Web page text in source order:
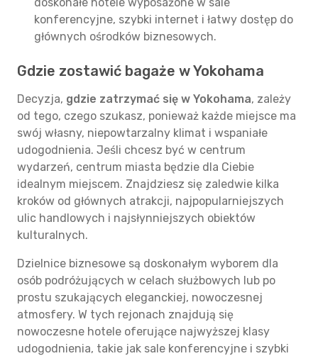
konferencyjne, szybki internet i łatwy dostęp do
głównych ośrodków biznesowych.
Gdzie zostawić bagaże w Yokohama
Decyzja, gdzie zatrzymać się w Yokohama, zależy
od tego, czego szukasz, ponieważ każde miejsce ma
swój własny, niepowtarzalny klimat i wspaniałe
udogodnienia. Jeśli chcesz być w centrum
wydarzeń, centrum miasta będzie dla Ciebie
idealnym miejscem. Znajdziesz się zaledwie kilka
kroków od głównych atrakcji, najpopularniejszych
ulic handlowych i najsłynniejszych obiektów
kulturalnych.
Dzielnice biznesowe są doskonałym wyborem dla
osób podróżujących w celach służbowych lub po
prostu szukających eleganckiej, nowoczesnej
atmosfery. W tych rejonach znajdują się
nowoczesne hotele oferujące najwyższej klasy
udogodnienia, takie jak sale konferencyjne i szybki